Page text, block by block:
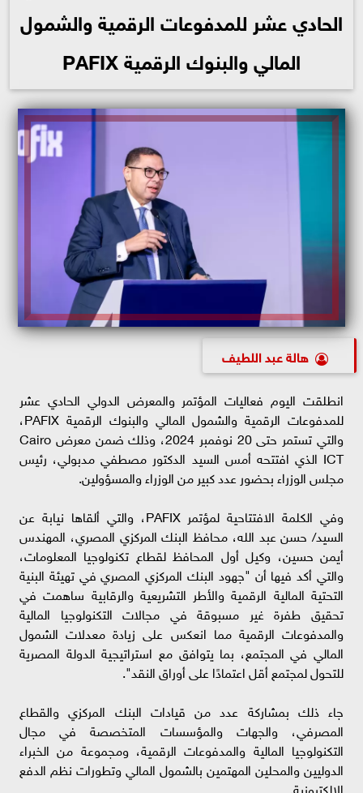
الحادي عشر للمدفوعات الرقمية والشمول
المالي والبنوك الرقمية PAFIX
هالة عبد اللطيف
انطلقت اليوم فعاليات المؤتمر والمعرض الدولي الحادي عشر
للمدفوعات الرقمية والشمول المالي والبنوك الرقمية PAFIX،
والتي تستمر حتى 20 نوفمبر 2024، وذلك ضمن معرض Cairo
ICT الذي افتتحه أمس السيد الدكتور مصطفي مدبولي، رئيس
مجلس الوزراء بحضور عدد كبير من الوزراء والمسؤولين.
وفي الكلمة الافتتاحية لمؤتمر PAFIX، والتي ألقاها نيابة عن
السيد/ حسن عبد الله، محافظ البنك المركزي المصري، المهندس
أيمن حسين، وكيل أول المحافظ لقطاع تكنولوجيا المعلومات،
والتي أكد فيها أن "جهود البنك المركزي المصري في تهيئة البنية
التحتية المالية الرقمية والأطر التشريعية والرقابية ساهمت في
تحقيق طفرة غير مسبوقة في مجالات التكنولوجيا المالية
والمدفوعات الرقمية مما انعكس على زيادة معدلات الشمول
المالي في المجتمع، بما يتوافق مع استراتيجية الدولة المصرية
للتحول لمجتمع أقل اعتمادًا على أوراق النقد".
جاء ذلك بمشاركة عدد من قيادات البنك المركزي والقطاع
المصرفي، والجهات والمؤسسات المتخصصة في مجال
التكنولوجيا المالية والمدفوعات الرقمية، ومجموعة من الخبراء
الدوليين والمحلين المهتمين بالشمول المالي وتطورات نظم الدفع
الإلكترونية.